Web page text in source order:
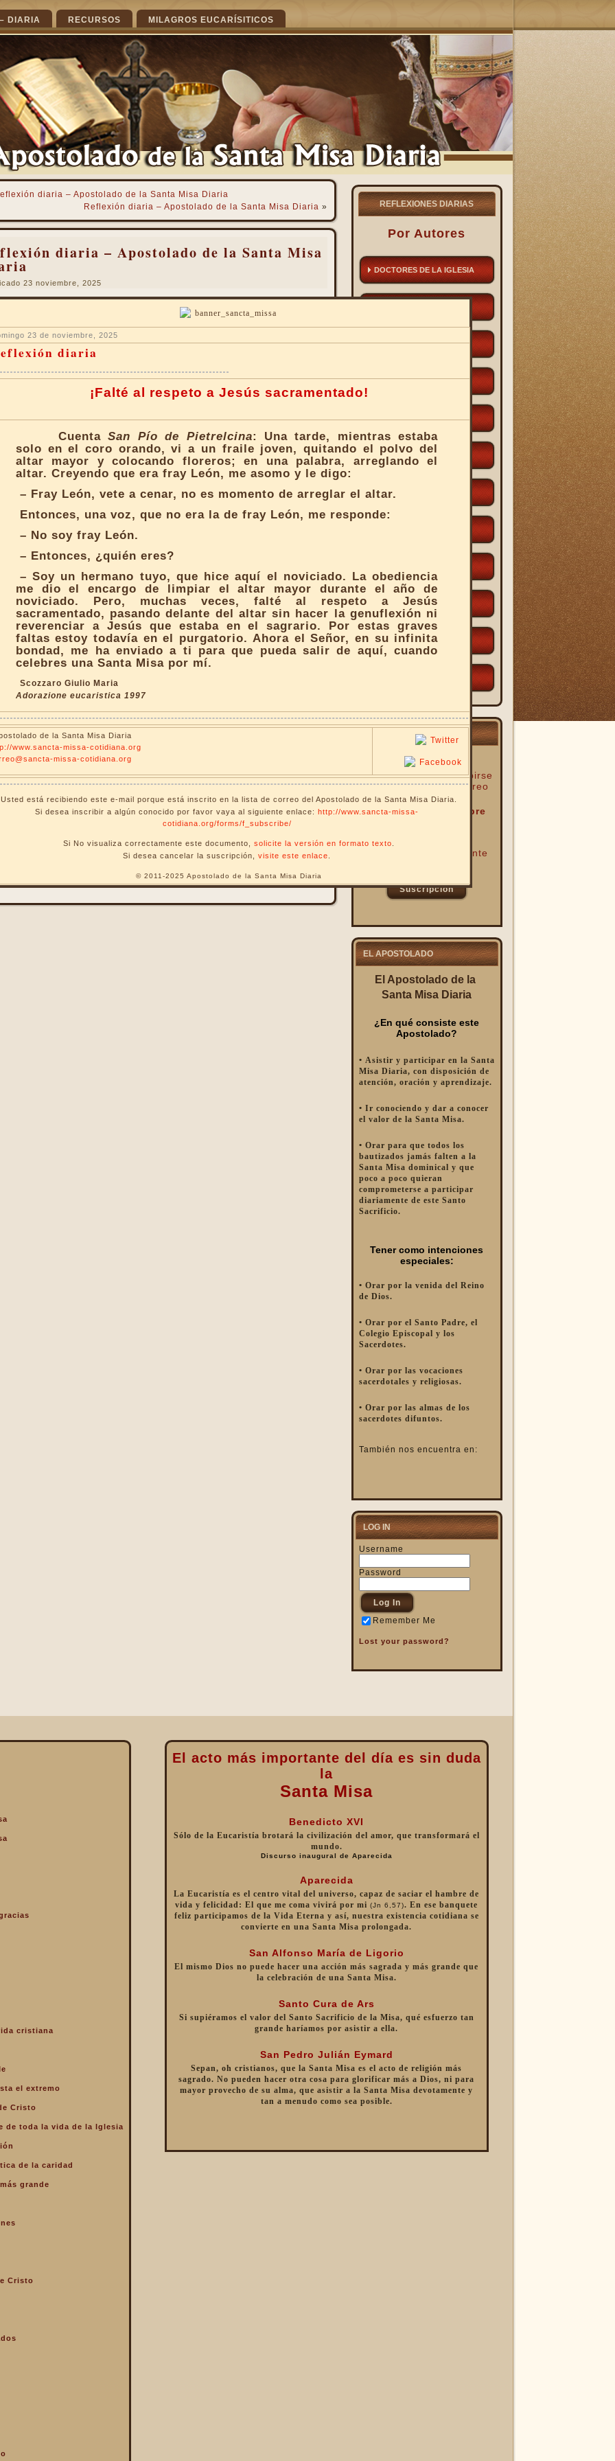
DIARIA RECURSOS MILAGROS EUCARÍSITICOS
diaria – Apostolado de la Santa Misa Diaria
Reflexión diaria – Apostolado de la Santa Misa Diaria »
diaria – Apostolado de la Santa Misa
23 noviembre, 2025
23 de noviembre, 2025
diaria
¡Falté al respeto a Jesús sacramentado!
CuentaSan Pío de Pietrelcina: Una tarde, mientras estaba
solo en el coro orando, vi a un fraile joven, quitando el polvo del
altar mayor y colocando floreros; en una palabra, arreglando el
altar. Creyendo que era fray León, me asomo y le digo:
– Fray León, vete a cenar, no es momento de arreglar el altar.
Entonces, una voz, que no era la de fray León, me responde:
– No soy fray León.
– Entonces, ¿quién eres?
– Soy un hermano tuyo, que hice aquí el noviciado. La obediencia
me dio el encargo de limpiar el altar mayor durante el año de
noviciado. Pero, muchas veces, falté al respeto a Jesús
sacramentado, pasando delante del altar sin hacer la genuflexión ni
reverenciar a Jesús que estaba en el sagrario. Por estas graves
faltas estoy todavía en el purgatorio. Ahora el Señor, en su infinita
bondad, me ha enviado a ti para que pueda salir de aquí, cuando
celebres una Santa Misa por mí.
Scozzaro Giulio Maria
Adorazione eucaristica 1997
de la Santa Misa Diaria
www.sancta-missa-cotidiana.org
missa-cotidiana.org
Usted está recibiendo este e-mail porque está inscrito en la lista de correo del Apostolado de la Santa Misa Diaria.
Si desea inscribir a algún conocido por favor vaya al siguiente enlace: http://www.sancta-missa-
cotidiana.org/forms/f_subscribe/
Si No visualiza correctamente este documento, solicite la versión en formato texto
Si desea cancelar la suscripción, visite este enlace
© 2011-2025 Apostolado de la Santa Misa Diaria
REFLEXIONES DIARIAS
Por Autores
DOCTORES DE LA IGLESIA
BEATOS
SIERVOS DE DIOS
PAPAS
IGLESIA, DOCUMENTOS
CARDENALES
SACERDOTES
OTROS
REFLEXIÓN DIARIA
Si usted desea suscribirse
para recibiren su correo
electrónico una
Reflexión Diaria sobre
por favor hágalo
presionando el siguiente
Suscripción
EL APOSTOLADO
El Apostolado de la
Santa Misa Diaria
¿En qué consiste este
Apostolado?
• Asistir y participar en la Santa
Misa Diaria, con disposición de
atención, oración y aprendizaje.
• Ir conociendo y dar a conocer
el valor de la Santa Misa.
• Orar para que todos los
bautizados jamás falten a la
Santa Misa dominical y que
poco a poco quieran
comprometerse a participar
diariamente de este Santo
Sacrificio.
Tener como intenciones
especiales:
• Orar por la venida del Reino
de Dios.
• Orar por el Santo Padre, el
Colegio Episcopal y los
Sacerdotes.
• Orar por las vocaciones
sacerdotales y religiosas.
• Orar por las almas de los
sacerdotes difuntos.
También nos encuentra en:
LOG IN
Username
Password
Remember Me
Lost your password?
cristiana
el extremo
Cristo
de toda la vida de la Iglesia
de la caridad
grande
Cristo
El acto más importante del día es sin duda
la
Santa Misa
Benedicto XVI
Sólo de la Eucaristía brotará la civilización del amor, que transformará el
mundo.
Discurso inaugural de Aparecida
Aparecida
La Eucaristía es el centro vital del universo, capaz de saciar el hambre de
vida y felicidad: El que me coma vivirá por mi (Jn 6,57). En ese banquete
feliz participamos de la Vida Eterna y así, nuestra existencia cotidiana se
convierte en una Santa Misa prolongada.
San Alfonso María de Ligorio
El mismo Dios no puede hacer una acción más sagrada y más grande que
la celebración de una Santa Misa.
Santo Cura de Ars
Si supiéramos el valor del Santo Sacrificio de la Misa, qué esfuerzo tan
grande haríamos por asistir a ella.
San Pedro Julián Eymard
Sepan, oh cristianos, que la Santa Misa es el acto de religión más
sagrado. No pueden hacer otra cosa para glorificar más a Dios, ni para
mayor provecho de su alma, que asistir a la Santa Misa devotamente y
tan a menudo como sea posible.